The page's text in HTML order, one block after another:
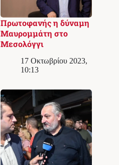
Πρωτοφανής η δύναμη
Μαυρομμάτη στο
Μεσολόγγι
17 Οκτωβρίου 2023,
10:13